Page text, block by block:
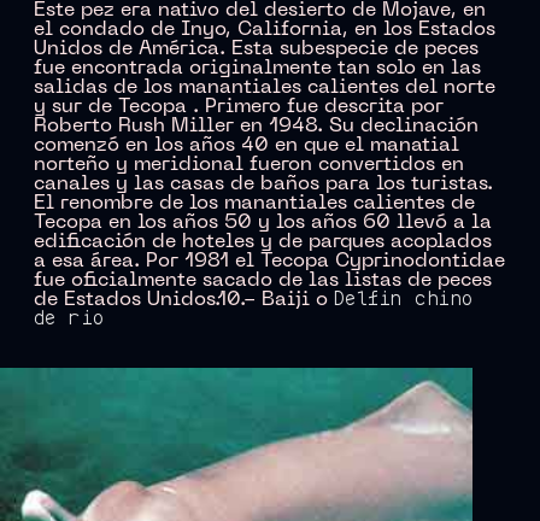
Este pez era nativo del desierto de Mojave, en
el condado de Inyo, California, en los Estados
Unidos de América. Esta subespecie de peces
fue encontrada originalmente tan solo en las
salidas de los manantiales calientes del norte
y sur de Tecopa . Primero fue descrita por
Roberto Rush Miller en 1948. Su declinación
comenzó en los años 40 en que el manatial
norteño y meridional fueron convertidos en
canales y las casas de baños para los turistas.
El renombre de los manantiales calientes de
Tecopa en los años 50 y los años 60 llevó a la
edificación de hoteles y de parques acoplados
a esa área. Por 1981 el Tecopa Cyprinodontidae
fue oficialmente sacado de las listas de peces
de Estados Unidos.10.- Baiji o Delfín chino
de río